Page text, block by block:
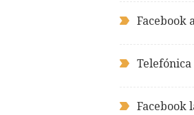
Facebook
Facebook